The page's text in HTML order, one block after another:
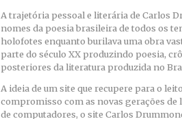
A trajetória pessoal e literária de Carlos
nomes da poesia brasileira de todos os
holofotes enquanto burilava uma obra
parte do século XX produzindo poesia,
posteriores da literatura produzida no
A ideia de um site que recupere para o
compromisso com as novas gerações
de computadores, o site Carlos